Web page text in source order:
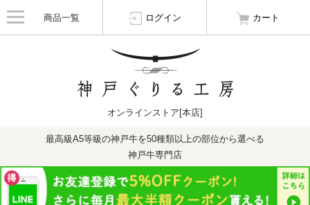
商品一覧 ログイン カート
オンラインストア[本店]
最高級A5等級の神戸牛を50種類以上の部位から選べる
神戸牛専門店